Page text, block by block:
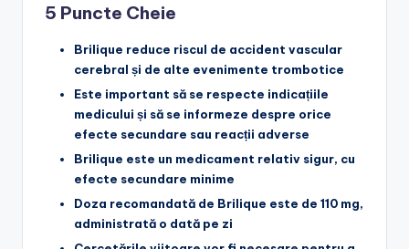
5 Puncte Cheie
Brilique reduce riscul de accident vascular
cerebral și de alte evenimente trombotice
Este important să se respecte indicațiile
medicului și să se informeze despre orice
efecte secundare sau reacții adverse
Brilique este un medicament relativ sigur, cu
efecte secundare minime
Doza recomandată de Brilique este de 110 mg,
administrată o dată pe zi